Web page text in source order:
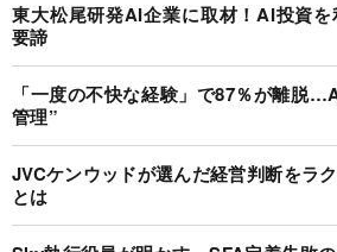
東大松尾研発AI企業に取材！AI投資
要諦
「一度の不快な経験」で87％が離脱
管理”
JVCケンウッドが選んだ経営判断をラ
とは